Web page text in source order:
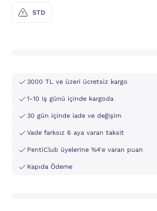
STD
3000 TL ve üzeri ücretsiz kargo
1-10 iş günü içinde kargoda
30 gün içinde iade ve değişim
Vade farksız 6 aya varan taksit
PentiClub üyelerine %4'e varan puan
Kapıda Ödeme